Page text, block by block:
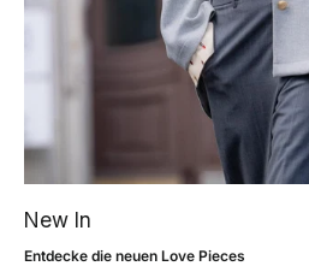
New In
Entdecke die neuen Love Pieces